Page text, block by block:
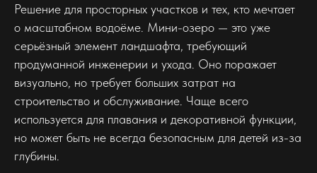
Решение для просторных участков и тех, кто мечтает
о масштабном водоёме. Мини-озеро — это уже
серьёзный элемент ландшафта, требующий
продуманной инженерии и ухода. Оно поражает
визуально, но требует больших затрат на
строительство и обслуживание. Чаще всего
используется для плавания и декоративной функции,
но может быть не всегда безопасным для детей из-за
глубины.